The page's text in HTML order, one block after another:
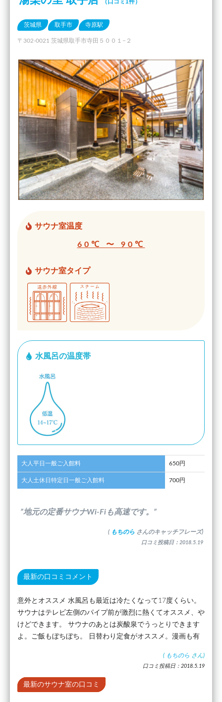
（口コミ1件）
茨城県 取手市 寺原駅
〒302-0021 茨城県取手市寺田５００１−２
サウナ室温度
60℃ 〜 90℃
サウナ室タイプ
水風呂の温度帯
大人平日一般ご入館料 650円
大人土休日特定日一般ご入館料 700円
”地元の定番サウナWi-Fiも高速です。”
( もちのら さんのキャッチフレーズ)
口コミ投稿日：2018.5.19
最新の口コミコメント
意外とオススメ 水風呂も最近は冷たくなって17度くらい。
サウナはテレビ左側のパイプ前が激烈に熱くてオススメ、や
けどできます。 サウナのあとは炭酸泉でうっとりできます
よ。ご飯もぼちぼち。 日替わり定食がオススメ。漫画も有
( もちのら さん)
口コミ投稿日：2018.5.19
最新のサウナ室の口コミ